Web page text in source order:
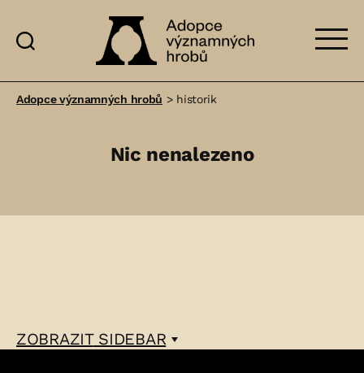
významných
Adopce významných hrobů > historik
Nic nenalezeno
ZOBRAZITSIDEBAR